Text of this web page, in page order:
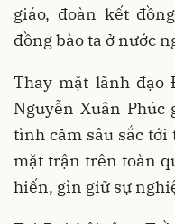
giáo, đoàn kết
đồng bào ta ở nước
Thay mặt lãnh đạo
Nguyễn Xuân
tình cảm sâu sắc tới
mặt trận trên toàn
hiến, gìn giữ sự